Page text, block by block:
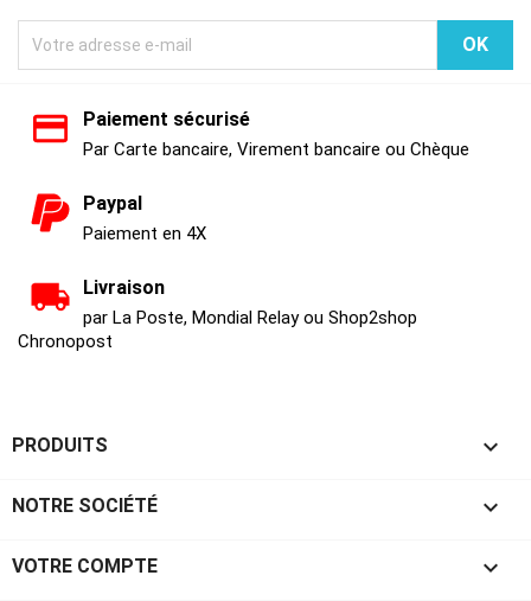
Paiement sécurisé
Par Carte bancaire, Virement bancaire ou Chèque
Paypal
Paiement en 4X
Livraison
par La Poste, Mondial Relay ou Shop2shop
Chronopost
PRODUITS 
NOTRE SOCIÉTÉ 
VOTRE COMPTE 